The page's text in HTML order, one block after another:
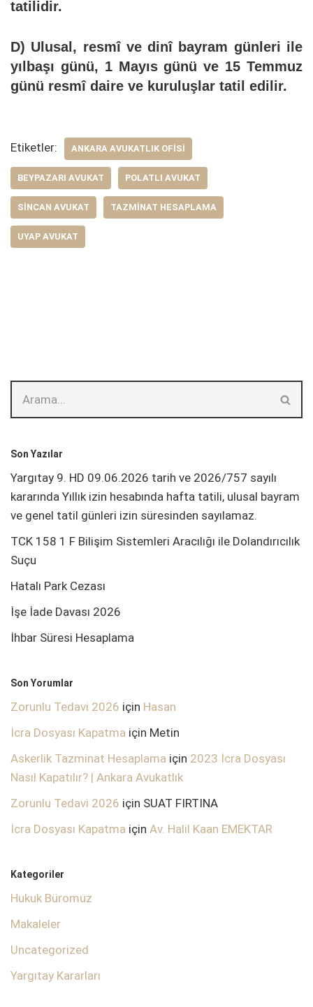
tatilidir.
D) Ulusal, resmî ve dinî bayram günleri ile
yılbaşı günü, 1 Mayıs günü ve 15 Temmuz
günü resmî daire ve kuruluşlar tatil edilir.
Etiketler: ANKARA AVUKATLIK OFISI
BEYPAZARI AVUKAT POLATLI AVUKAT
SINCAN AVUKAT TAZMINAT HESAPLAMA
UYAP AVUKAT
Son Yazılar
Yargıtay 9. HD 09.06.2026 tarih ve 2026/757 sayılı
kararında Yıllık izin hesabında hafta tatili, ulusal bayram
ve genel tatil günleri izin süresinden sayılamaz.
TCK 158 1 F Bilişim Sistemleri Aracılığı ile Dolandırıcılık
Suçu
Hatalı Park Cezası
İşe İade Davası 2026
İhbar Süresi Hesaplama
Son Yorumlar
Zorunlu Tedavi 2026 için Hasan
İcra Dosyası Kapatma için Metin
Askerlik Tazminat Hesaplama için 2023 İcra Dosyası
Nasıl Kapatılır? | Ankara Avukatlık
Zorunlu Tedavi 2026 için SUAT FIRTINA
İcra Dosyası Kapatma için Av. Halil Kaan EMEKTAR
Kategoriler
Hukuk Büromuz
Makaleler
Uncategorized
Yargıtay Kararları